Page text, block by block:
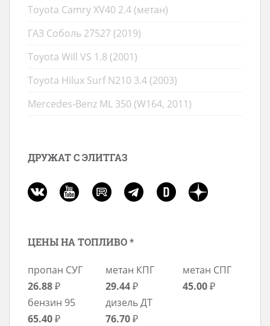
Toyota Camry XV40 2.4 (метан)
ГАЗ Соболь 27527 (2019)
Toyota Will VS 1.8 (2001)
Toyota Hilux Surf N210 3.4 (2003)
Mercedes-Benz ML 350 (W164, 2011)
ДРУЖАТ С ЭЛИТГАЗ
ЦЕНЫ НА ТОПЛИВО *
пропан СУГ
26.88₽
метан КПГ
29.44₽
метан СПГ
45.00₽
бензин 95
65.40₽
дизель ДТ
76.70₽